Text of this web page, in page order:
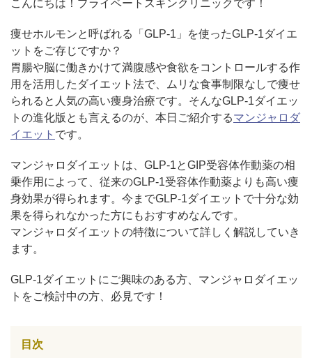
美容ブログ
オンラインショップ
LINE予約
こんにちは！プライベートスキンクリニックです！
痩せホルモンと呼ばれる「GLP-1」を使ったGLP-1ダイエ
ットをご存じですか？
胃腸や脳に働きかけて満腹感や食欲をコントロールする作
用を活用したダイエット法で、ムリな食事制限なしで痩せ
られると人気の高い痩身治療です。そんなGLP-1ダイエッ
トの進化版とも言えるのが、本日ご紹介するマンジャロダ
イエット です。
マンジャロダイエットは、GLP-1とGIP受容体作動薬の相
乗作用によって、従来のGLP-1受容体作動薬よりも高い痩
身効果が得られます。今までGLP-1ダイエットで十分な効
果を得られなかった方にもおすすめなんです。
マンジャロダイエットの特徴について詳しく解説していき
ます。
GLP-1ダイエットにご興味のある方、マンジャロダイエッ
トをご検討中の方、必見です！
目次